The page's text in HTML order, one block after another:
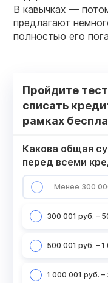
В кавычках —
предлагают
полностью его
Пройдите
списать
рамках
Какова общая
перед всеми
Менее 300
300 001 руб. –
500 001 руб. –
1 000 001 руб.